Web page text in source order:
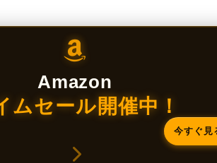
Amazon
ムセール開催中！
今すぐ見